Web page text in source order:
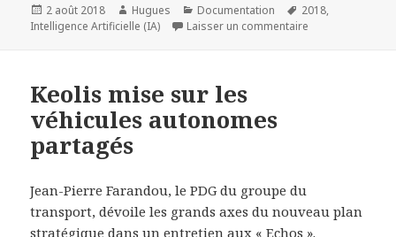
Publié
le
2 août 2018 Auteur
Hugues Catégories
Documentation
Mots-
clés
2018,
Intelligence Artificielle (IA)
Laisser un commentaire
Keolis mise sur les
véhicules autonomes
partagés
Jean-Pierre Farandou, le PDG du groupe du
transport, dévoile les grands axes du nouveau plan
stratégique dans un entretien aux « Echos ».